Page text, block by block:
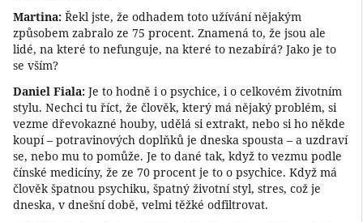
Martina: Řekl jste, že odhadem toto užívání nějakým
způsobem zabralo ze 75 procent. Znamená to, že jsou ale
lidé, na které to nefunguje, na které to nezabírá? Jako je to
se vším?
Daniel Fiala: Je to hodně i o psychice, i o celkovém životním
stylu. Nechci tu říct, že člověk, který má nějaký problém, si
vezme dřevokazné houby, udělá si extrakt, nebo si ho někde
koupí – potravinových doplňků je dneska spousta – a uzdraví
se, nebo mu to pomůže. Je to dané tak, když to vezmu podle
čínské medicíny, že ze 70 procent je to o psychice. Když má
člověk špatnou psychiku, špatný životní styl, stres, což je
dneska, v dnešní době, velmi těžké odfiltrovat.